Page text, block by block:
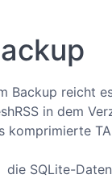
Backup reicht
in dem
komprimierte
die SQLite-